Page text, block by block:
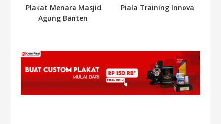
Plakat Menara Masjid
Agung Banten
Piala Training Innova